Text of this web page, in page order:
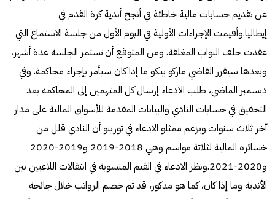
عن تقديم حسابات مالية خاطئة في أنجح أندية كرة القدم في
إيطاليا.وأقيمت الإجراءات الأولية في اليوم الأول من جلسة الاستماع التي
عقدت خلف البواب المغلقة. ومن المتوقع أن تستمر الجلسة عدة أشهر،
وبعدها سيقرر القاضي ماركو بيكو ما إذا كان سيأمر بإجراء محاكمة. وفي
ديسمبر الماضي، طلب الادعاء إرسال كل المتهمين إلى المحاكمة بعد
التحقيق في حسابات النادي والبيانات المقدمة للأسواق المالية على مدار
آخر ثلاث سنوات.ويزعم ممثلو الادعاء في تورينو أن النادي قلل من
خسائره المالية لثلاثة مواسم وهي 2018-2019 و2019-2020
و2020-2021.ونظر الادعاء في القيم المنسوبة في انتقالات اللاعبين بين
الأندية وما إذا كان، كما هو مذكور، قد تم خصم الرواتب خلال جائحة